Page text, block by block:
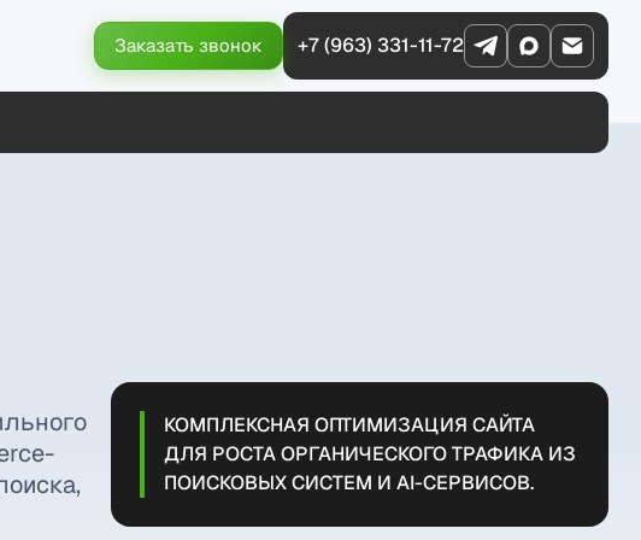
Заказать звонок +7 (963) 331-11-72
КОМПЛЕКСНАЯ ОПТИМИЗАЦИЯ САЙТА
ДЛЯ РОСТА ОРГАНИЧЕСКОГО ТРАФИКА ИЗ
ПОИСКОВЫХ СИСТЕМ И AI-СЕРВИСОВ.